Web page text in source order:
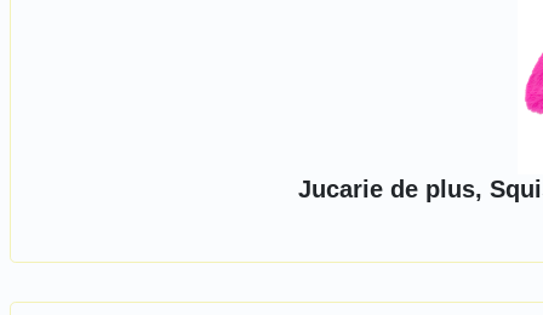
Jucarie de plus,